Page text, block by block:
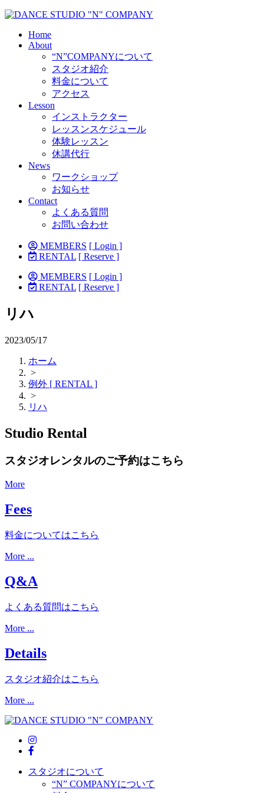
Home
About
“N”COMPANYについて
スタジオ紹介
料金について
アクセス
Lesson
インストラクター
レッスンスケジュール
体験レッスン
休講代行
News
ワークショップ
お知らせ
Contact
よくある質問
お問い合わせ
MEMBERS [ Login ]
RENTAL [ Reserve ]
MEMBERS [ Login ]
RENTAL [ Reserve ]
リハ
2023/05/17
ホーム
>
例外 [ RENTAL ]
>
リハ
Studio Rental
スタジオレンタルのご予約はこちら
More
Fees
料金についてはこちら
More ...
Q&A
よくある質問はこちら
More ...
Details
スタジオ紹介はこちら
More ...
スタジオについて
“N” COMPANYについて